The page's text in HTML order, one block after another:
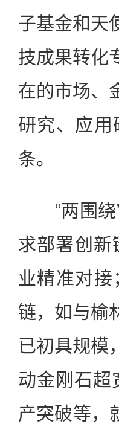
子基金和天
技成果转化
在的市场、
研究、应
条。
“两围绕”
求部署创新
业精准对
链，如与榆
已初具规模
动金刚石超
产突破等，